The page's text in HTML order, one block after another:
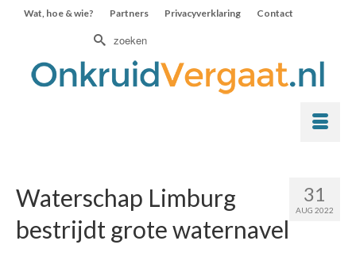
Wat, hoe & wie? Partners Privacyverklaring Contact
Zoek
31
AUG 2022
Waterschap Limburg
bestrijdt grote waternavel